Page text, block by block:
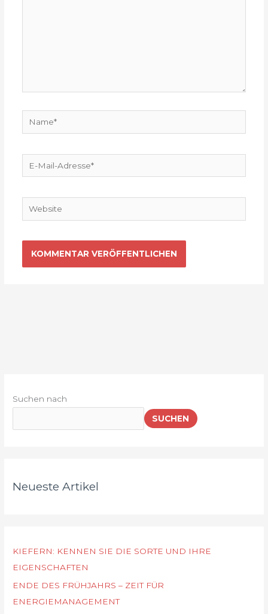
Mail-
Website
Suchen nach
SUCHEN
Neueste Artikel
KIEFERN: KENNEN SIE DIE SORTE UND IHRE
EIGENSCHAFTEN
ENDE DES FRÜHJAHRS – ZEIT FÜR
ENERGIEMANAGEMENT